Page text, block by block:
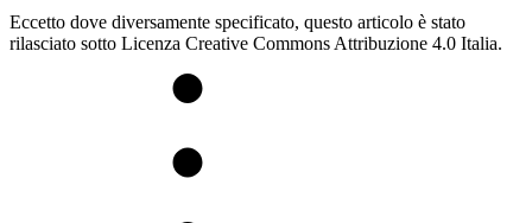
Eccetto dove diversamente specificato, questo articolo è stato
rilasciato sotto Licenza Creative Commons Attribuzione 4.0 Italia.